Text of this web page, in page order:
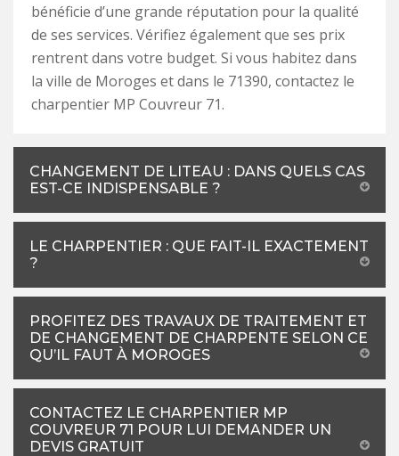
bénéficie d’une grande réputation pour la qualité
de ses services. Vérifiez également que ses prix
rentrent dans votre budget. Si vous habitez dans
la ville de Moroges et dans le 71390, contactez le
charpentier MP Couvreur 71.
CHANGEMENT DE LITEAU : DANS QUELS CAS
EST-CE INDISPENSABLE ?
LE CHARPENTIER : QUE FAIT-IL EXACTEMENT
?
PROFITEZ DES TRAVAUX DE TRAITEMENT ET
DE CHANGEMENT DE CHARPENTE SELON CE
QU’IL FAUT À MOROGES
CONTACTEZ LE CHARPENTIER MP
COUVREUR 71 POUR LUI DEMANDER UN
DEVIS GRATUIT